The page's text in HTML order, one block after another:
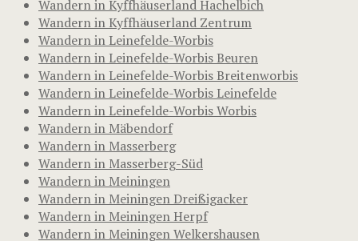
Wandern in Kyffhäuserland Hachelbich
Wandern in Kyffhäuserland Zentrum
Wandern in Leinefelde-Worbis
Wandern in Leinefelde-Worbis Beuren
Wandern in Leinefelde-Worbis Breitenworbis
Wandern in Leinefelde-Worbis Leinefelde
Wandern in Leinefelde-Worbis Worbis
Wandern in Mäbendorf
Wandern in Masserberg
Wandern in Masserberg-Süd
Wandern in Meiningen
Wandern in Meiningen Dreißigacker
Wandern in Meiningen Herpf
Wandern in Meiningen Welkershausen